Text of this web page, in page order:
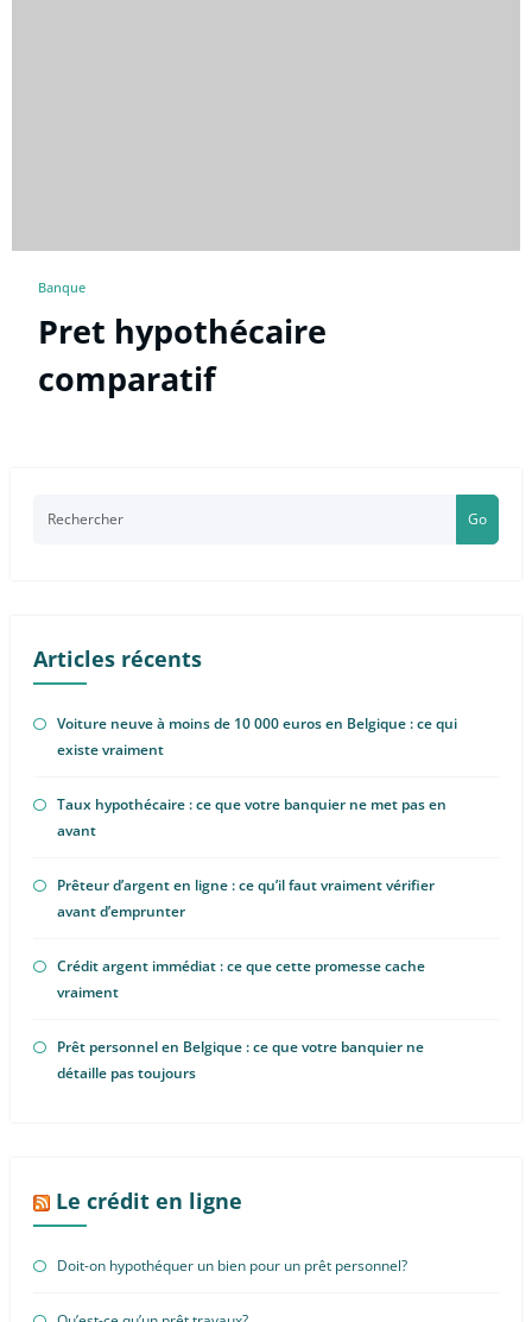
Banque
Pret hypothécaire
comparatif
Go
Articles récents
Voiture neuve à moins de 10 000 euros en Belgique : ce qui
existe vraiment
Taux hypothécaire : ce que votre banquier ne met pas en
avant
Prêteur d’argent en ligne : ce qu’il faut vraiment vérifier
avant d’emprunter
Crédit argent immédiat : ce que cette promesse cache
vraiment
Prêt personnel en Belgique : ce que votre banquier ne
détaille pas toujours
Le crédit en ligne
Doit-on hypothéquer un bien pour un prêt personnel?